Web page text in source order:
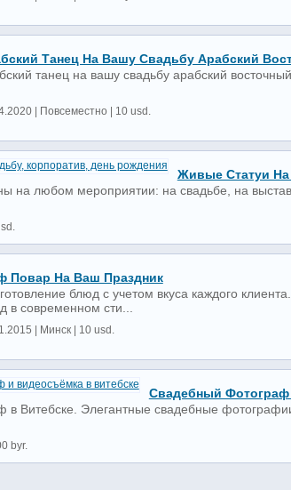
Танец На Вашу Свадьбу Арабский
танец на вашу свадьбу арабский
| Повсеместно | 10 usd.
Живые Статуи На
на любом мероприятии: на свадьбе, на
Повар На Ваш Праздник
блюд с учетом вкуса каждого
в современном сти...
| Минск | 10 usd.
Свадебный Фотограф
Витебске. Элегантные свадебные
byr.